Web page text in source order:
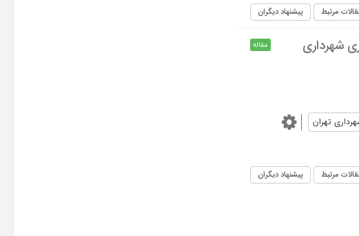
مرتبط پیشنهاد دیگران
شهرداری
مقاله
تهران
مرتبط پیشنهاد دیگران